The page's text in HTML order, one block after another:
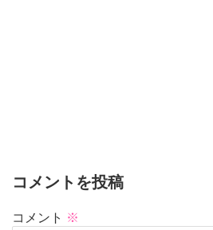
コメントを投稿
コメント ※